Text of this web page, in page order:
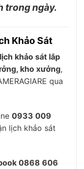
trong ngày.
Khảo Sát
khảo sát lắp
kho xưởng,
qua
0933 009
lịch khảo sát
0868 606